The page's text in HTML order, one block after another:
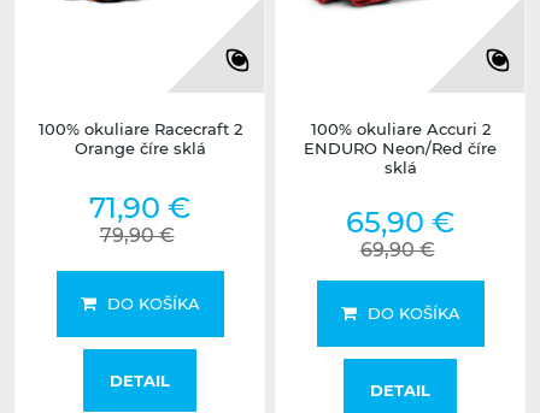
100% okuliare Racecraft 2
Orange číre sklá
71,90 €
79,90 €
DO KOŠÍKA
DETAIL
100% okuliare Accuri 2
ENDURO Neon/Red číre
sklá
65,90 €
69,90 €
DO KOŠÍKA
DETAIL